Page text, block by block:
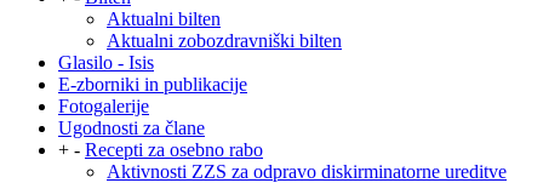
Aktualni bilten
Aktualni zobozdravniški bilten
Glasilo - Isis
E-zborniki in publikacije
Fotogalerije
Ugodnosti za člane
+ - Recepti za osebno rabo
Aktivnosti ZZS za odpravo diskirminatorne ureditve